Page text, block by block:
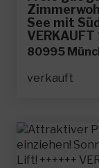
See mit
80995
verkauft